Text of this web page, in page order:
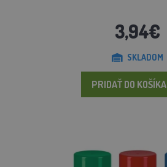
3,94€
SKLADOM
PRIDAŤ DO KOŠÍKA